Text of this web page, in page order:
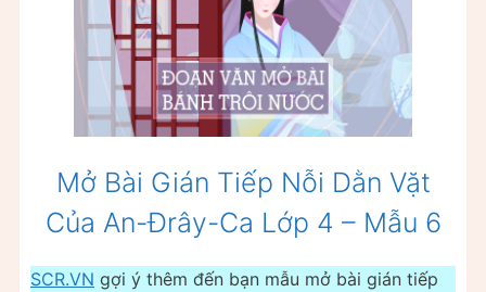
Mở Bài Gián Tiếp Nỗi Dằn Vặt
Của An-Đrây-Ca Lớp 4 – Mẫu 6
SCR.VN gợi ý thêm đến bạn mẫu mở bài gián tiếp